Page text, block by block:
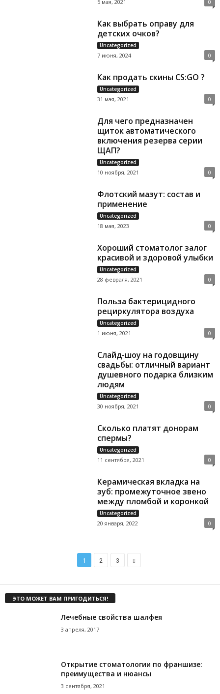
5 мая, 2021 0
Как выбрать оправу для
детских очков?
Uncategorized
7 июня, 2024 0
Как продать скины CS:GO ?
Uncategorized
31 мая, 2021 0
Для чего предназначен
щиток автоматического
включения резерва серии
ЩАП?
Uncategorized
10 ноября, 2021 0
Флотский мазут: состав и
применение
Uncategorized
18 мая, 2023 0
Хороший стоматолог залог
красивой и здоровой улыбки
Uncategorized
28 февраля, 2021 0
Польза бактерицидного
рециркулятора воздуха
Uncategorized
1 июня, 2021 0
Слайд-шоу на годовщину
свадьбы: отличный вариант
душевного подарка близким
людям
Uncategorized
30 ноября, 2021 0
Сколько платят донорам
спермы?
Uncategorized
11 сентября, 2021 0
Керамическая вкладка на
зуб: промежуточное звено
между пломбой и коронкой
Uncategorized
20 января, 2022 0
1 2 3
ЭТО МОЖЕТ ВАМ ПРИГОДИТЬСЯ!
Лечебные свойства шалфея
3 апреля, 2017
Открытие стоматологии по франшизе:
преимущества и нюансы
3 сентября, 2021